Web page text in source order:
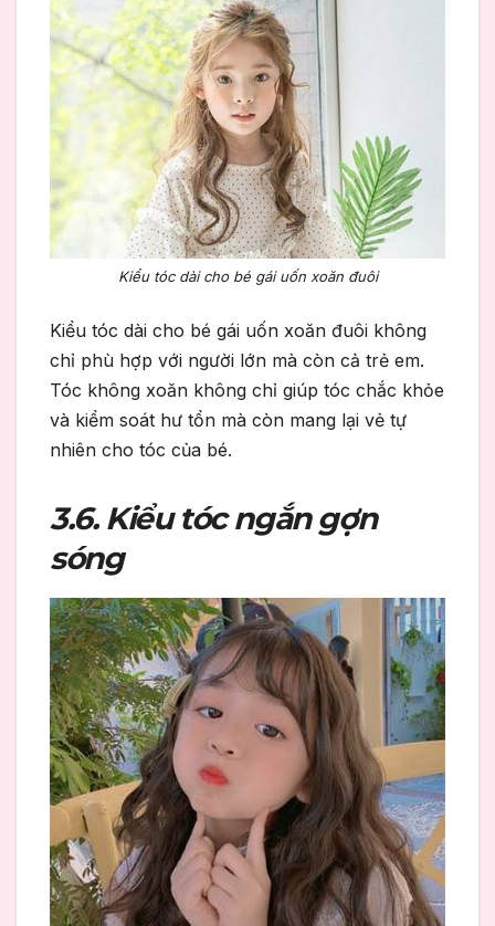
Kiểu tóc dài cho bé gái uốn xoăn đuôi
Kiểu tóc dài cho bé gái uốn xoăn đuôi không
chỉ phù hợp với người lớn mà còn cả trẻ em.
Tóc không xoăn không chỉ giúp tóc chắc khỏe
và kiểm soát hư tổn mà còn mang lại vẻ tự
nhiên cho tóc của bé.
3.6. Kiểu tóc ngắn gợn
sóng